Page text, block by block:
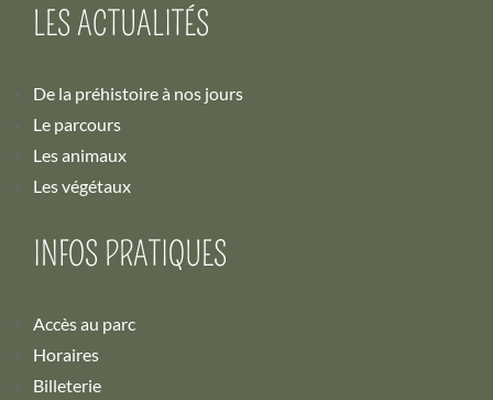
LES ACTUALITÉS
De la préhistoire à nos jours
Le parcours
Les animaux
Les végétaux
INFOS PRATIQUES
Accès au parc
Horaires
Billeterie